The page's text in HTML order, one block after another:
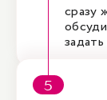
сразу